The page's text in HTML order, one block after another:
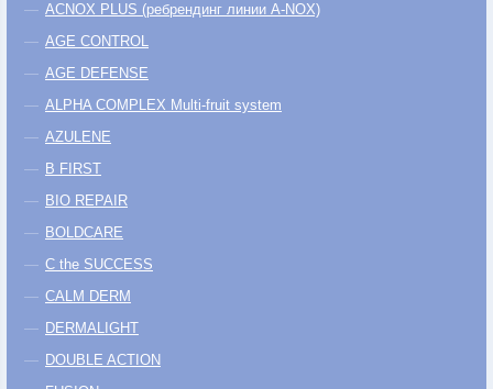
ACNOX PLUS (ребрендинг линии A-NOX)
AGE CONTROL
AGE DEFENSE
ALPHA COMPLEX Multi-fruit system
AZULENE
B FIRST
BIO REPAIR
BOLDCARE
C the SUCCESS
CALM DERM
DERMALIGHT
DOUBLE ACTION